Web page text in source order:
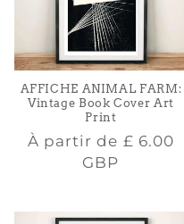
AFFICHE ANIMAL FARM:
Vintage Book Cover Art
Print
Prix
habituel
À partir de £ 6.00
GBP